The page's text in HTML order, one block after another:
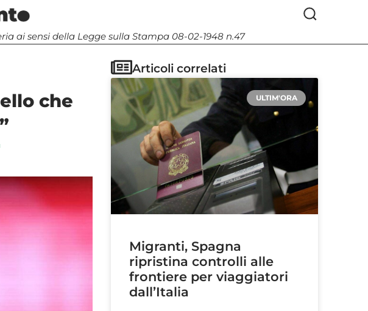
ai sensi della Legge sulla Stampa 08-02-1948 n.47
che
Articoli correlati
ULTIM'ORA
Migranti, Spagna
ripristina controlli alle
frontiere per viaggiatori
dall’Italia